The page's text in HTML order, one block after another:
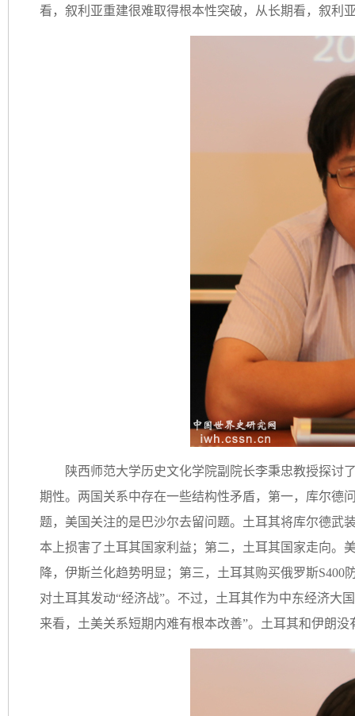
看，叙利亚重建很难取得根本性突破，从长期看，叙利
陕西师范大学历史文化学院副院长李秉忠教授探讨
期性。两国关系中存在一些结构性矛盾，第一，库尔德
题，美国关注的是巴沙尔去留问题。土耳其将库尔德武
本上损害了土耳其国家利益；第二，土耳其国家走向。
降，伊斯兰化趋势明显；第三，土耳其购买俄罗斯
对土耳其发动“经济战”。不过，土耳其作为中东经济大
来看，土美关系短期内难有根本改善”。土耳其和伊朗